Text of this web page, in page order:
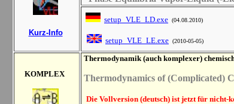
Kurz-I nfo
setup_VLE_LD.exe (04.08.2010)
setup_VLE_LE.exe (2010-05-05)
KOMPLEX
Thermodynamik(auch komplexer)
Thermodynamics of(Complicated)
Die Vollversion (deutsch) ist jetzt für nicht-